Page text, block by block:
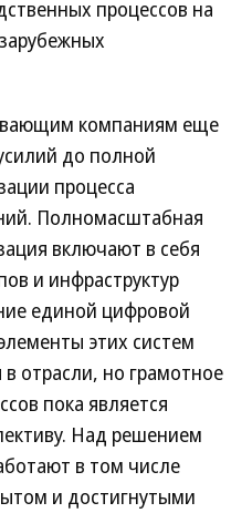
процессов на
компаниям еще
до полной
процесса
Полномасштабная
включают в себя
и инфраструктур
единой цифровой
этих систем
отрасли, но грамотное
пока является
Над решением
в том числе
и достигнутыми